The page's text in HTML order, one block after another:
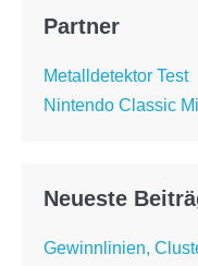
Partner
Metalldetektor Test
Nintendo Classic
Neueste
Gewinnlinien,